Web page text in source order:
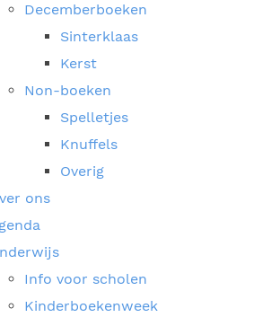
Decemberboeken
Sinterklaas
Kerst
Non-boeken
Spelletjes
Knuffels
Overig
ons
Info voor scholen
Kinderboekenweek